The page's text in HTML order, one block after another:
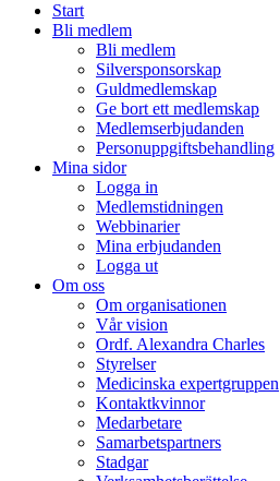
Start
Bli medlem
Bli medlem
Silversponsorskap
Guldmedlemskap
Ge bort ett medlemskap
Medlemserbjudanden
Personuppgiftsbehandling
Mina sidor
Logga in
Medlemstidningen
Webbinarier
Mina erbjudanden
Logga ut
Om oss
Om organisationen
Vår vision
Ordf. Alexandra Charles
Styrelser
Medicinska expertgruppen
Kontaktkvinnor
Medarbetare
Samarbetspartners
Stadgar